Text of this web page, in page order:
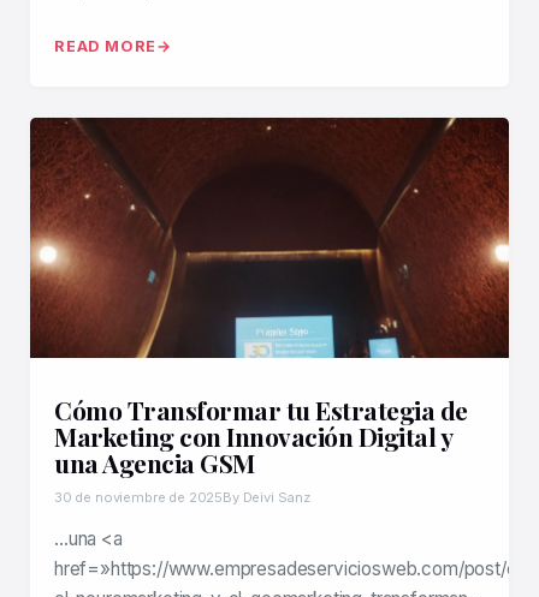
READ MORE
Cómo Transformar tu Estrategia de
Marketing con Innovación Digital y
una Agencia GSM
30 de noviembre de 2025By Deivi Sanz
…una <a
href=»https://www.empresadeserviciosweb.com/post/